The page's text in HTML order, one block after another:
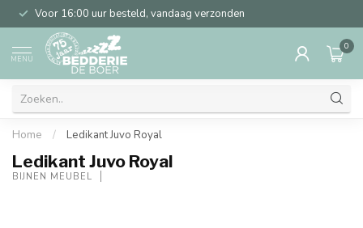
Voor 16:00 uur besteld, vandaag verzonden
MENU
0
Home / Ledikant Juvo Royal
Ledikant Juvo Royal
BIJNEN MEUBEL